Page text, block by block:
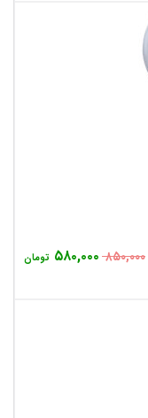
۸۵۰,۰۰۰ ۵۸۰,۰۰۰ تومان